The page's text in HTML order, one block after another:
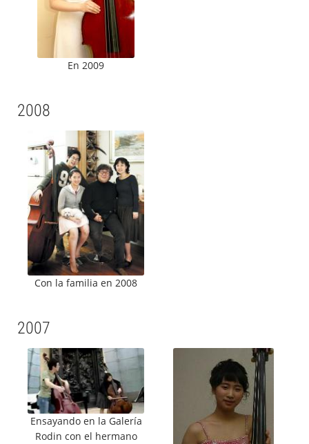
En 2009
2008
Con la familia en 2008
2007
Ensayando en la Galería
Rodin con el hermano